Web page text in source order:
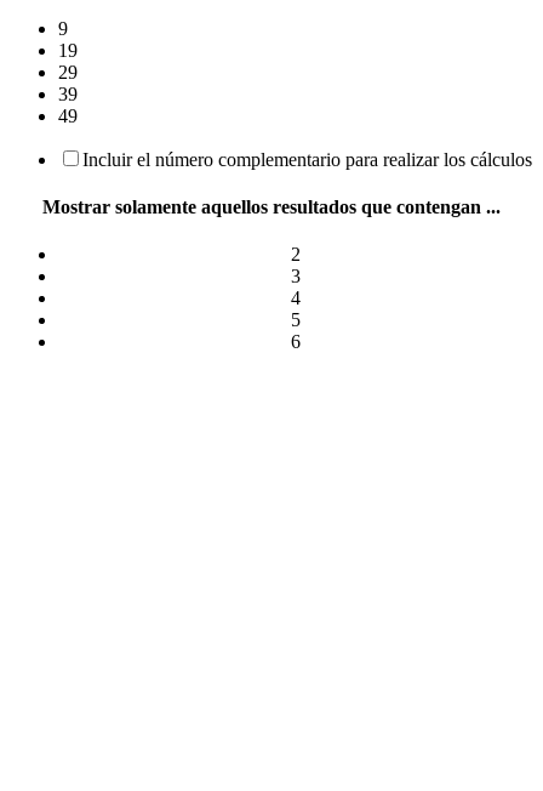
9
19
29
39
49
Incluir el número complementario para realizar los cálculos
Mostrar solamente aquellos resultados que contengan ...
2
3
4
5
6